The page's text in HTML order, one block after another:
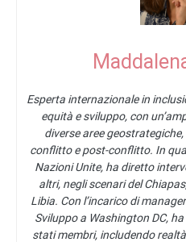
Esperta internazionale in
equità e sviluppo, con
diverse aree
conflitto e post-conflitto. In
Nazioni Unite, ha diretto
altri, negli scenari del
Libia. Con l’incarico di
Sviluppo a Washington DC,
stati membri, includendo